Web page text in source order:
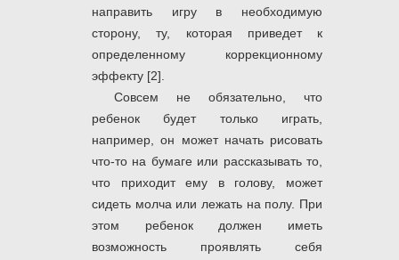
направить игру в необходимую
сторону, ту, которая приведет к
определенному коррекционному
эффекту [2].
Совсем не обязательно, что
ребенок будет только играть,
например, он может начать рисовать
что-то на бумаге или рассказывать то,
что приходит ему в голову, может
сидеть молча или лежать на полу. При
этом ребенок должен иметь
возможность проявлять себя